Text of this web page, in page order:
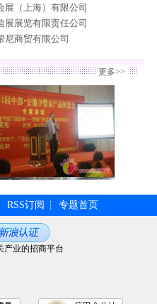
展（上海）有限公司
展展览有限责任公司
尼商贸有限公司
更多>>
RSS订阅 ┆ 专题首页
产业的招商平台